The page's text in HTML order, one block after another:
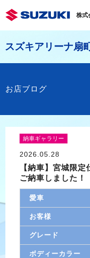
株式
スズキアリーナ扇
お店ブログ
納車ギャラリー
2026.05.28
【納車】宮城限
ご納車しました！
愛車
お客様
グレード
ボディーカラー